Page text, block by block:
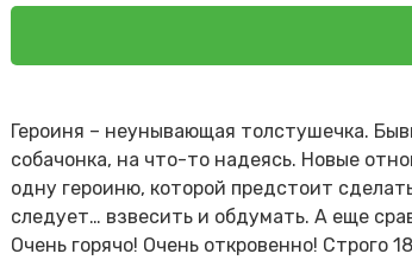
Героиня – неунывающая толстушечка.
собачонка, на что-то надеясь. Новые
одну героиню, которой предстоит
следует… взвесить и обдумать. А еще
Очень горячо! Очень откровенно! Строго